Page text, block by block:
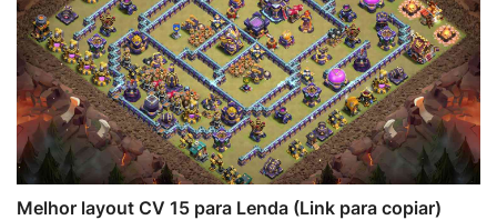
Melhor layout CV 15 para Lenda (Link para copiar)